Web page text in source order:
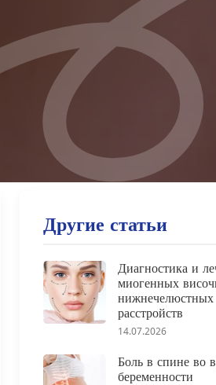
Другие статьи
Диагностика и
миогенных
нижнечелюстных
расстройств
14.07.2026
Боль в спине во
беременности